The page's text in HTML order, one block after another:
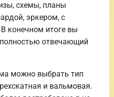
схемы, планы
эркером, с
конечном итоге вы
отвечающий
можно выбрать тип
и вальмовая.